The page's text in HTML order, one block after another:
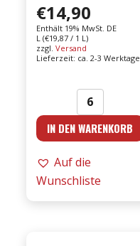
€14,90
Enthält 19% MwSt. DE
L (€19,87/ 1 L)
zzgl. Versand
Lieferzeit: ca. 2-3 Werktage
2023er
Giunco
MESA
Menge
IN DEN WARENKORB
Auf die
Wunschliste